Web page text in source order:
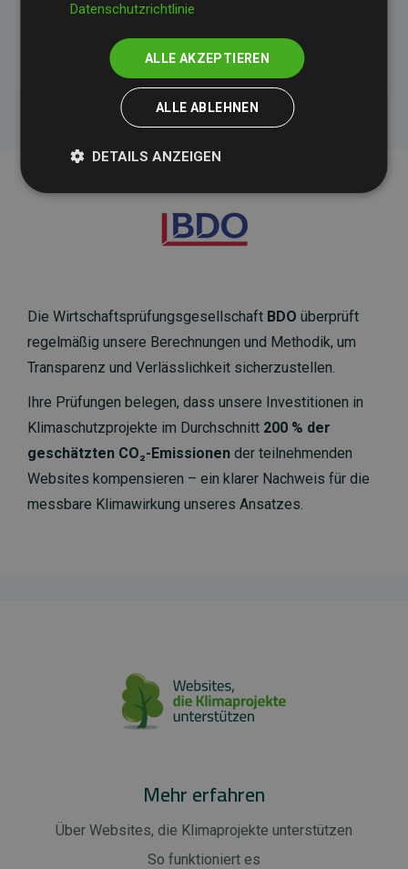
Initiative Websites, die Klimaprojekte unterstützen
Die Wirtschaftsprüfungsgesellschaft BDO überprüft
regelmäßig unsere Berechnungen und Methodik, um
Transparenz und Verlässlichkeit sicherzustellen.
Ihre Prüfungen belegen, dass unsere Investitionen in
Klimaschutzprojekte im Durchschnitt 200 % der
geschätzten CO₂-Emissionen der teilnehmenden
Websites kompensieren – ein klarer Nachweis für die
messbare Klimawirkung unseres Ansatzes.
Mehr erfahren
Über Websites, die Klimaprojekte unterstützen
So funktioniert es
Datenschutzrichtlinie
ALLE AKZEPTIEREN
ALLE ABLEHNEN
DETAILS ANZEIGEN